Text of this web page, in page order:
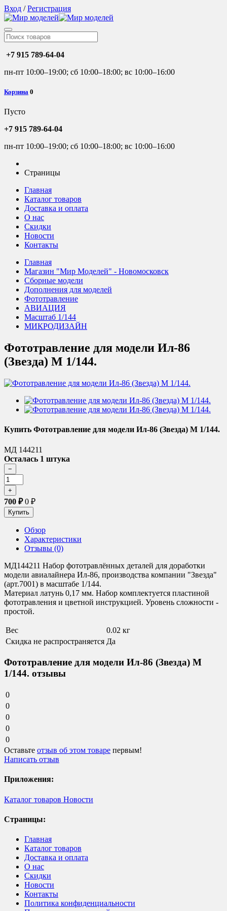
Вход /Регистрация
+7 915 789-64-04
пн-пт 10:00–19:00; сб 10:00–18:00; вс 10:00–16:00
Корзина 0
Пусто
+7 915 789-64-04
пн-пт 10:00–19:00; сб 10:00–18:00; вс 10:00–16:00
Страницы
Главная
Каталог товаров
Доставка и оплата
О нас
Скидки
Новости
Контакты
Главная
Магазин "Мир Моделей" - Новомосковск
Сборные модели
Дополнения для моделей
Фототравление
АВИАЦИЯ
Масштаб 1/144
МИКРОДИЗАЙН
Фототравление для модели Ил-86
(Звезда) М 1/144.
Купить Фототравление для модели Ил-86 (Звезда) М 1/144.
МД 144211
Осталась 1 штука
700 ₽0 ₽
Обзор
Характеристики
Отзывы (0)
МД144211 Набор фототравлённых деталей для доработки
модели авиалайнера Ил-86, производства компании "Звезда"
(арт.7001) в масштабе 1/144.
Материал латунь 0,17 мм. Набор комплектуется пластиной
фототравления и цветной инструкцией. Уровень сложности -
простой.
Вес
0.02 кг
Скидка не распространяется Да
Фототравление для модели Ил-86 (Звезда) М
1/144. отзывы
0
0
0
0
0
Оставьте отзыв об этом товаре первым!
Написать отзыв
Приложения:
Каталог товаров Новости
Страницы:
Главная
Каталог товаров
Доставка и оплата
О нас
Скидки
Новости
Контакты
Политика конфиденциальности